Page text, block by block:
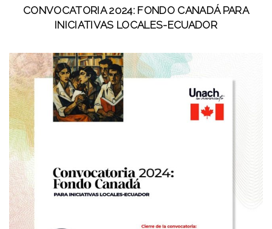
CONVOCATORIA 2024: FONDO CANADÁ PARA
INICIATIVAS LOCALES-ECUADOR